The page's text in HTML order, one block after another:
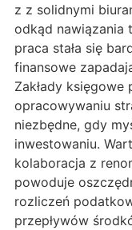
z z solidnymi
odkąd nawiązania
praca stała się
finansowe
Zakłady
opracowywaniu
niezbędne, gdy
inwestowaniu.
kolaboracja z
powoduje
rozliczeń
przepływów